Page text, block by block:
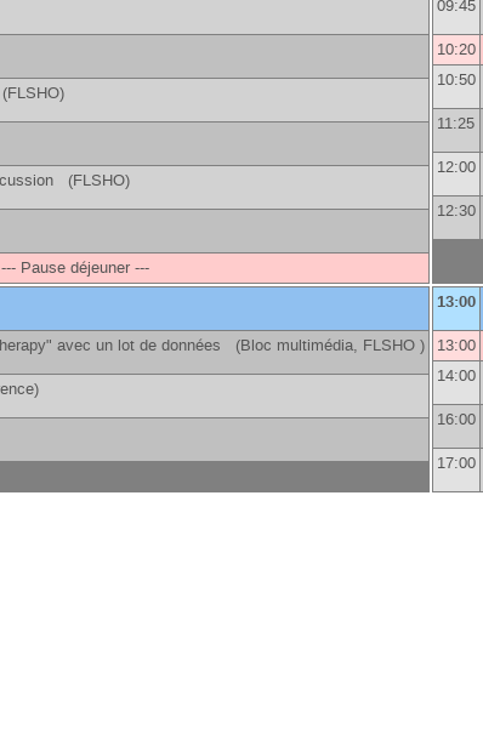
(FLSHO)
--- Pause déjeuner ---
09:45
10:20
10:50
11:25
12:00
12:30
avec un lot de données (Bloc multimédia, FLSHO )
13:00
13:00
14:00
16:00
17:00